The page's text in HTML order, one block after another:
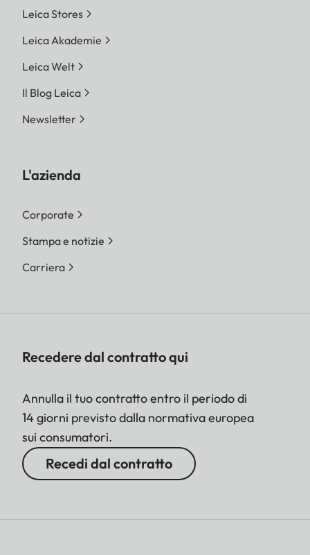
Leica Stores
Leica Akademie
Leica Welt
Il Blog Leica
Newsletter
L'azienda
Corporate
Stampa e notizie
Carriera
Recedere dal contratto qui
Annulla il tuo contratto entro il periodo di
14 giorni previsto dalla normativa europea
sui consumatori.
Recedi dal contratto